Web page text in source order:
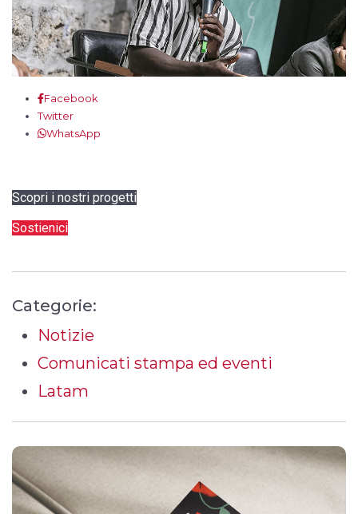
Facebook
Twitter
WhatsApp
Scopri i nostri progetti
Sostienici
Categorie:
Notizie
Comunicati stampa ed eventi
Latam